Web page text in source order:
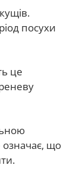
посухи
це
означає, що